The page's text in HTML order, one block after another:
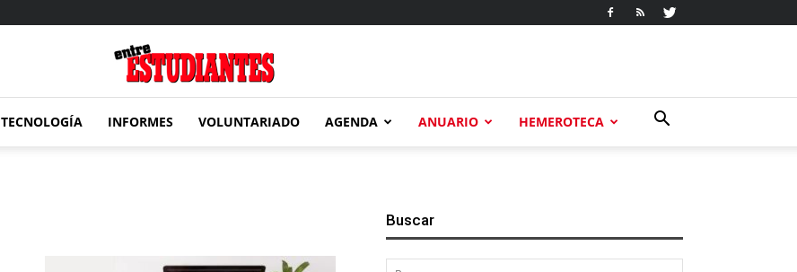
Estudiantes
TECNOLOGÍA INFORMES VOLUNTARIADO AGENDA ANUARIO HEMEROTECA
Buscar